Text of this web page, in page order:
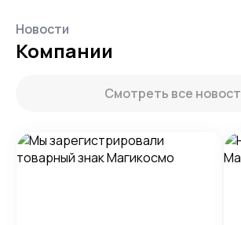
Новости
Компании
Смотреть все